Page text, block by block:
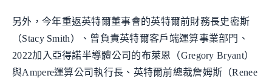
另外，今年重返英特爾董事會的英特爾前財務長史密斯
（Stacy Smith）、曾負責英特爾客戶端運算事業部門、
2022加入亞得諾半導體公司的布萊恩（Gregory Bryant）
與Ampere運算公司執行長、英特爾前總裁詹姆斯（Renee